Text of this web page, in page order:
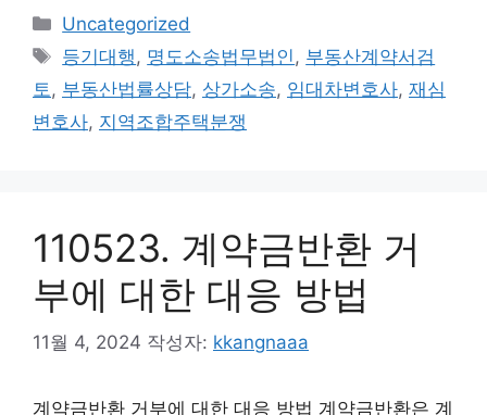
카
테
리
Uncategorized
태
그
등기대행, 명도소송법무법인, 부동산계약서검
토, 부동산법률상담, 상가소송, 임대차변호사, 재심
변호사, 지역조합주택분쟁
110523. 계약금반환 거
부에 대한 대응 방법
11월 4, 2024 작성자: kkangnaaa
계약금반환 거부에 대한 대응 방법 계약금반환은 계